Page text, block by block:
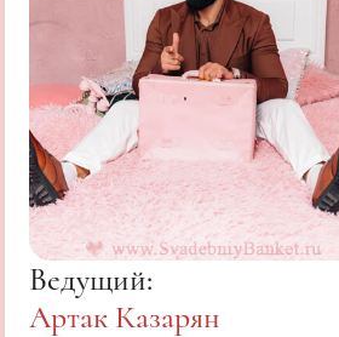
Ведущий:
Артак Казарян